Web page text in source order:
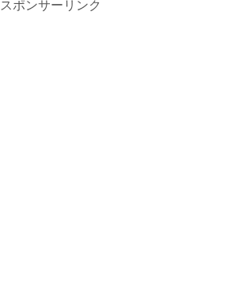
スポンサーリンク